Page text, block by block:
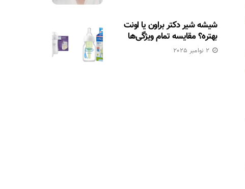
شیشه شیر دکتر براون یا اونت
بهتره؟ مقایسه تمام ویژگی‌ها
2 نوامبر 2025